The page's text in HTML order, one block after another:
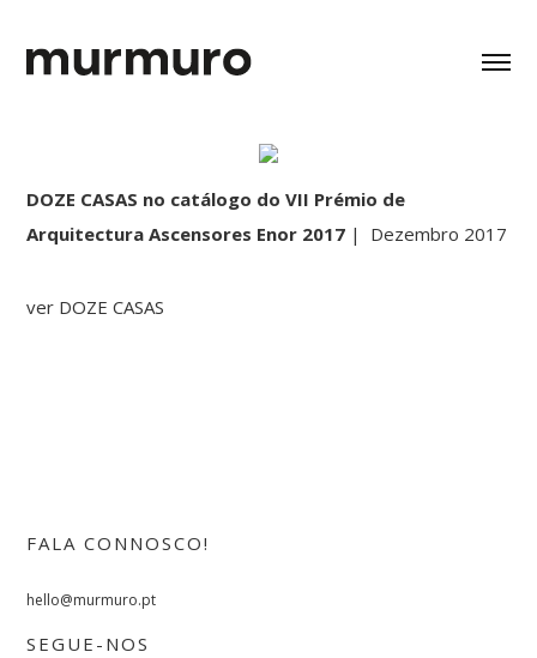
DOZE CASAS no catálogo do VII Prémio de
Arquitectura Ascensores Enor 2017 | Dezembro 2017
ver DOZE CASAS
FALA CONNOSCO!
hello@murmuro.pt
SEGUE-NOS